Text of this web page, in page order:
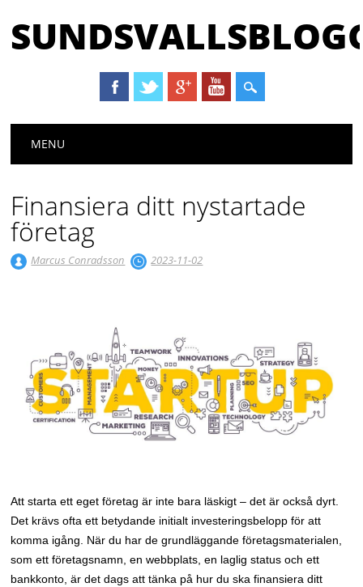
Huvudmeny
MENU
Finansiera ditt nystartade
företag
Marcus Conradsson 2023-11-02
Att starta ett eget företag är inte bara läskigt – det är också dyrt.
Det krävs ofta ett betydande initialt investeringsbelopp för att
komma igång. När du har de grundläggande företagsmaterialen,
som ett företagsnamn, en webbplats, en laglig status och ett
bankkonto, är det dags att tänka på hur du ska finansiera ditt